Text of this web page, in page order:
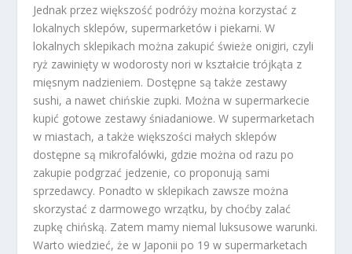
Jednak przez większość podróży można korzystać z
lokalnych sklepów, supermarketów i piekarni. W
lokalnych sklepikach można zakupić świeże onigiri, czyli
ryż zawinięty w wodorosty nori w kształcie trójkąta z
mięsnym nadzieniem. Dostępne są także zestawy
sushi, a nawet chińskie zupki. Można w supermarkecie
kupić gotowe zestawy śniadaniowe. W supermarketach
w miastach, a także większości małych sklepów
dostępne są mikrofalówki, gdzie można od razu po
zakupie podgrzać jedzenie, co proponują sami
sprzedawcy. Ponadto w sklepikach zawsze można
skorzystać z darmowego wrzątku, by choćby zalać
zupkę chińską. Zatem mamy niemal luksusowe warunki.
Warto wiedzieć, że w Japonii po 19 w supermarketach